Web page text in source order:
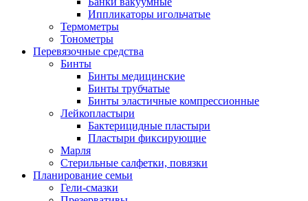
Иппликаторы игольчатые
Термометры
Тонометры
Перевязочные средства
Бинты
Бинты медицинские
Бинты трубчатые
Бинты эластичные компрессионные
Лейкопластыри
Бактерицидные пластыри
Пластыри фиксирующие
Марля
Стерильные салфетки, повязки
Планирование семьи
Гели-смазки